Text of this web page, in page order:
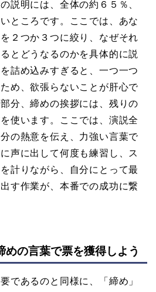
説明には、全体の約６５％、
ところです。ここでは、あな
２つか３つに絞り、なぜそれ
とどうなるのかを具体的に説
詰め込みすぎると、一つ一つ
め、欲張らないことが肝心で
分、締めの挨拶には、残りの
使います。ここでは、演説全
の熱意を伝え、力強い言葉で
声に出して何度も練習し、ス
計りながら、自分にとって最
す作業が、本番での成功に繋
めの言葉で票を獲得しよう
であるのと同様に、「締め」